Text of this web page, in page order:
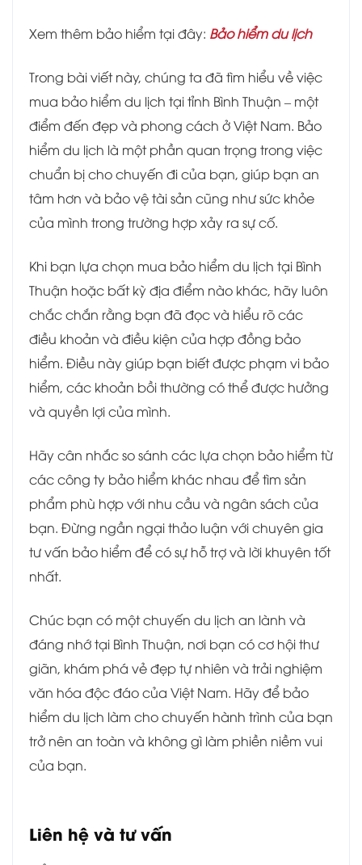
Xem thêm bảo hiểm tại đây: Bảo hiểm du lịch
Trong bài viết này, chúng ta đã tìm hiểu về việc
mua bảo hiểm du lịch tại tỉnh Bình Thuận – một
điểm đến đẹp và phong cách ở Việt Nam. Bảo
hiểm du lịch là một phần quan trọng trong việc
chuẩn bị cho chuyến đi của bạn, giúp bạn an
tâm hơn và bảo vệ tài sản cũng như sức khỏe
của mình trong trường hợp xảy ra sự cố.
Khi bạn lựa chọn mua bảo hiểm du lịch tại Bình
Thuận hoặc bất kỳ địa điểm nào khác, hãy luôn
chắc chắn rằng bạn đã đọc và hiểu rõ các
điều khoản và điều kiện của hợp đồng bảo
hiểm. Điều này giúp bạn biết được phạm vi bảo
hiểm, các khoản bồi thường có thể được hưởng
và quyền lợi của mình.
Hãy cân nhắc so sánh các lựa chọn bảo hiểm từ
các công ty bảo hiểm khác nhau để tìm sản
phẩm phù hợp với nhu cầu và ngân sách của
bạn. Đừng ngần ngại thảo luận với chuyên gia
tư vấn bảo hiểm để có sự hỗ trợ và lời khuyên tốt
nhất.
Chúc bạn có một chuyến du lịch an lành và
đáng nhớ tại Bình Thuận, nơi bạn có cơ hội thư
giãn, khám phá vẻ đẹp tự nhiên và trải nghiệm
văn hóa độc đáo của Việt Nam. Hãy để bảo
hiểm du lịch làm cho chuyến hành trình của bạn
trở nên an toàn và không gì làm phiền niềm vui
của bạn.
Liên hệ và tư vấn